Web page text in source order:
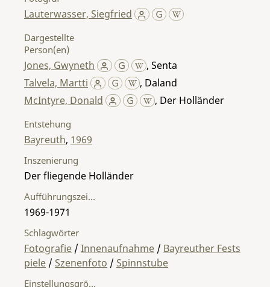
Lauterwasser, Siegfried
Dargestellte
Person(en)
Jones, Gwyneth , Senta
Talvela, Martti
, Daland
McIntyre, Donald
, Der Holländer
Entstehung
Bayreuth, 1969
Einstellungsgröße
Inszenierung
Der fliegende Holländer
Aufführungszeitraum
1969-1971
Schlagwörter
Fotografie / Innenaufnahme / Bayreuther Fests
piele / Szenenfoto / Spinnstube